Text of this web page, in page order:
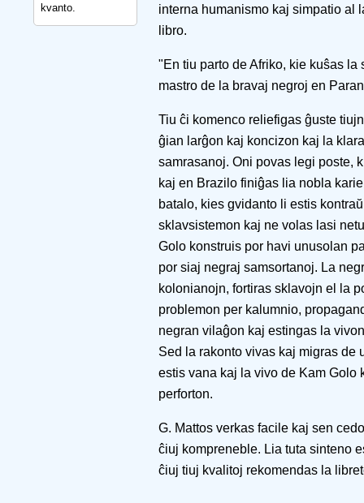
kvanto.
interna humanismo kaj simpatio al
libro.
"En tiu parto de Afriko, kie kuŝas
mastro de la bravaj negroj en
Tiu ĉi komenco reliefigas ĝuste
ĝian larĝon kaj koncizon kaj la
samrasanoj. Oni povas legi poste,
kaj en Brazilo finiĝas lia nobla
batalo, kies gvidanto li estis
sklavsistemon kaj ne volas lasi
Golo konstruis por havi unusolan
por siaj negraj samsortanoj. La
kolonianojn, fortiras sklavojn el la
problemon per kalumnio,
negran vilaĝon kaj estingas la
Sed la rakonto vivas kaj migras de
estis vana kaj la vivo de Kam Golo
perforton.
G. Mattos verkas facile kaj sen
ĉiuj kompreneble. Lia tuta sinteno
ĉiuj tiuj kvalitoj rekomendas la